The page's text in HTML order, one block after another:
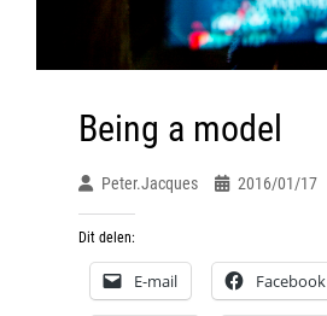
Being a model
Peter.jacques 2016/01/17
Dit delen:
E-mail Facebook